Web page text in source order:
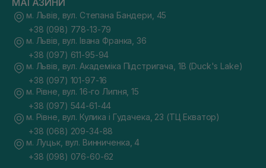
МАГАЗИНИ
м. Львів, вул. Степана Бандери, 45
+38 (098) 778-13-79
м. Львів, вул. Івана Франка, 36
+38 (097) 611-95-94
м. Львів, вул. Академіка Підстригача, 1В (Duck's Lake)
+38 (097) 101-97-16
м. Рівне, вул. 16-го Липня, 15
+38 (097) 544-61-44
м. Рівне, вул. Кулика і Гудачека, 23 (ТЦ Екватор)
+38 (068) 209-34-88
м. Луцьк, вул. Винниченка, 4
+38 (098) 076-60-62